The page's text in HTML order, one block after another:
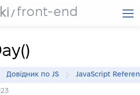
front-end
Довідник по JS JavaScript